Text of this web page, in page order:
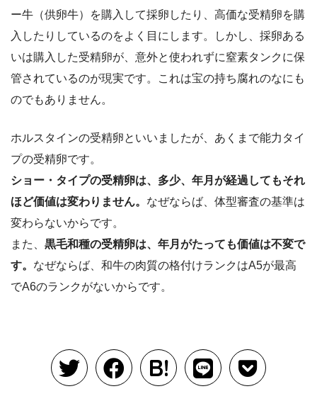
ー牛（供卵牛）を購入して採卵したり、高価な受精卵を購
入したりしているのをよく目にします。しかし、採卵ある
いは購入した受精卵が、意外と使われずに窒素タンクに保
管されているのが現実です。これは宝の持ち腐れのなにも
のでもありません。
ホルスタインの受精卵といいましたが、あくまで能力タイ
プの受精卵です。
ショー・タイプの受精卵は、多少、年月が経過してもそれ
ほど価値は変わりません。 なぜならば、体型審査の基準は
変わらないからです。
また、 黒毛和種の受精卵は、年月がたっても価値は不変で
す。 なぜならば、和牛の肉質の格付けランクはA5が最高
でA6のランクがないからです。